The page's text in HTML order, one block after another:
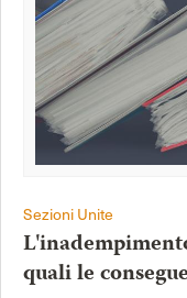
Sezioni Unite
quali le